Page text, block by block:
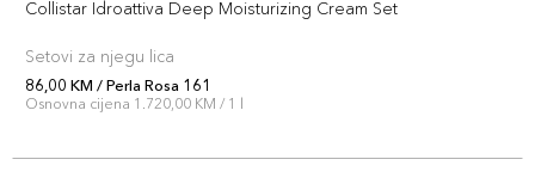
Šifra artikla
+7 PLAZA cvjetića
Rubellite 165
Collistar Idroattiva Deep Moisturizing Cream Set
Setovi za njegu lica
86,00 KM / Perla Rosa 161
Osnovna cijena 1.720,00 KM / 1 l